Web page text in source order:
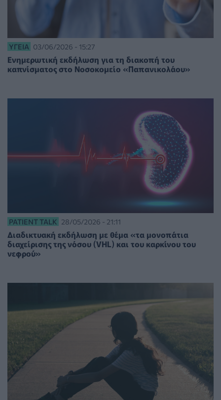
ΥΓΕΊΑ 03/06/2026 - 15:27
Ενημερωτική εκδήλωση για τη διακοπή του
καπνίσματος στο Νοσοκομείο «Παπανικολάου»
PATIENT TALK 28/05/2026 - 21:11
Διαδικτυακή εκδήλωση με θέμα «τα μονοπάτια
διαχείρισης της νόσου (VHL) και του καρκίνου του
νεφρού»